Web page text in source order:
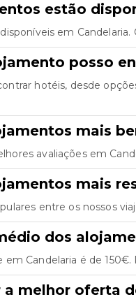
estão
em
posso
hotéis, desde
mais
avaliações em
mais
entre os nossos
dos
Candelaria é de
a melhor oferta